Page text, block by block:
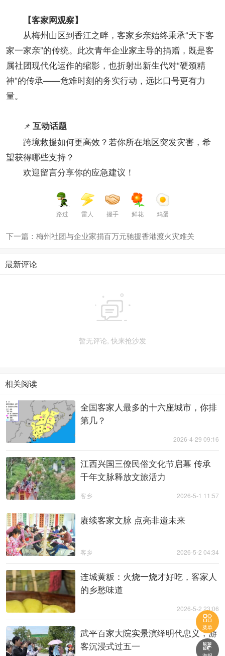
【客家网观察​】
从梅州山区到香江之畔，客家乡亲始终秉承“天下客
家一家亲”的传统。此次青年企业家主导的捐赠，既是客
属社团现代化运作的缩影，也折射出新生代对“硬颈精
神”的传承——危难时刻的务实行动，远比口号更有力
量。
📌 互动话题​
跨境救援如何更高效？若你所在地区突发灾害，希
望获得哪些支持？
欢迎留言分享你的应急建议！
路过 雷人 握手 鲜花 鸡蛋
下一篇：梅州社团与企业家捐百万元驰援香港渡火灾难关
最新评论

暂无评论, 快来抢沙发
相关阅读
全国客家人最多的十六座城市，你排
第几？
2026-4-29 09:16
江西兴国三僚民俗文化节启幕 传承
千年文脉释放文旅活力
2026-5-1 11:57
客乡
赓续客家文脉 点亮非遗未来
2026-5-2 04:34
客乡
连城黄粄：火烧一烧才好吃，客家人
的乡愁味道
2026-5-2 23:06
武平百家大院实景演绎明代忠义，游
客沉浸式过五一

菜单
